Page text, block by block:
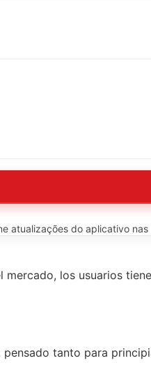
atualizações do aplicativo nas
los usuarios
tanto para